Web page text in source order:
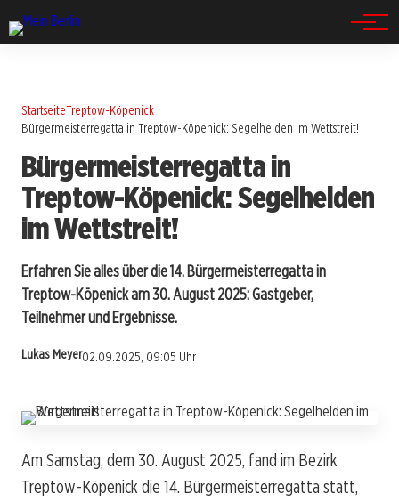
StartseiteTreptow-Köpenick
Bürgermeisterregatta in Treptow-Köpenick: Segelhelden im Wettstreit!
Bürgermeisterregatta in
Treptow-Köpenick: Segelhelden
im Wettstreit!
Erfahren Sie alles über die 14. Bürgermeisterregatta in
Treptow-Köpenick am 30. August 2025: Gastgeber,
Teilnehmer und Ergebnisse.
Lukas Meyer02.09.2025, 09:05 Uhr
Am Samstag, dem 30. August 2025, fand im Bezirk
Treptow-Köpenick die 14. Bürgermeisterregatta statt,